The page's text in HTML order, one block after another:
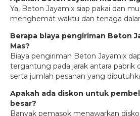
Ya, Beton Jayamix siap pakai dan
menghemat waktu dan tenaga
Berapa biaya pengiriman Beton
Mas?
Biaya pengiriman Beton Jayamix
tergantung pada jarak antara pabrik
serta jumlah pesanan yang
Apakah ada diskon untuk
besar?
Banyak pemasok menawarkan